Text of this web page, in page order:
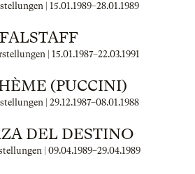
| 15.01.1989–28.01.1989
FALSTAFF
| 15.01.1987–22.03.1991
(PUCCINI)
| 29.12.1987–08.01.1988
DEL DESTINO
| 09.04.1989–29.04.1989